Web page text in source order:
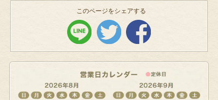
このページをシェアする